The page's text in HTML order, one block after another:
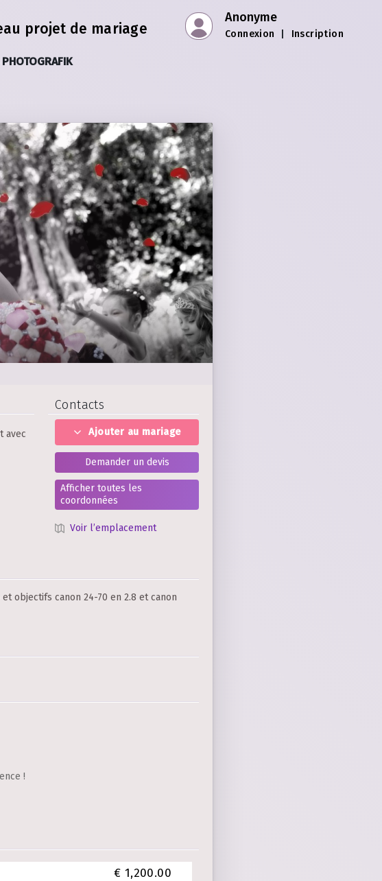
projet de mariage
Anonyme
Connexion Inscription
avec
Contacts
Ajouter au mariage
Demander un devis
Afficher toutes les
coordonnées
Voir l’emplacement
objectifs canon 24-70 en 2.8 et canon
!
€ 1,200.00